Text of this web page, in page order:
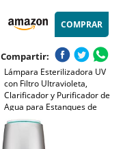
COMPRAR
Compartir:
Lámpara Esterilizadora UV
con Filtro Ultravioleta,
Clarificador y Purificador de
Agua para Estanques de
Coral y Acuarios con
Enchufe Europeo. EU Plug